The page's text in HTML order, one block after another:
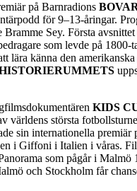
på Barnradions
för 9–13-åringar.
Bramme Sey. Första
som levde på 1800-
lära känna den
KIDS
världens största
sin internationella premiär
i Giffoni i Italien i våras.
som pågår i Malmö
och Stockholm får